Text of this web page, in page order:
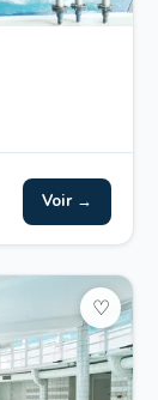
Voir →
♡